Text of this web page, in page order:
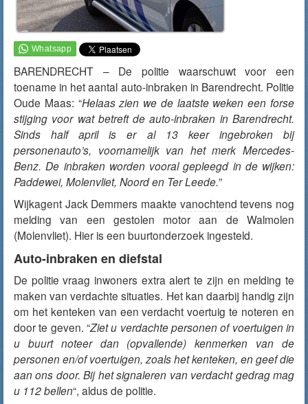
BARENDRECHT – De politie waarschuwt voor een
toename in het aantal auto-inbraken in Barendrecht. Politie
Oude Maas: “Helaas zien we de laatste weken een forse
stijging voor wat betreft de auto-inbraken in Barendrecht.
Sinds half april is er al 13 keer ingebroken bij
personenauto’s, voornamelijk van het merk Mercedes-
Benz. De inbraken worden vooral gepleegd in de wijken:
Paddewei, Molenvliet, Noord en Ter Leede.”
Wijkagent Jack Demmers maakte vanochtend tevens nog
melding van een gestolen motor aan de Walmolen
(Molenvliet). Hier is een buurtonderzoek ingesteld.
Auto-inbraken en diefstal
De politie vraag inwoners extra alert te zijn en melding te
maken van verdachte situaties. Het kan daarbij handig zijn
om het kenteken van een verdacht voertuig te noteren en
door te geven. “Ziet u verdachte personen of voertuigen in
u buurt noteer dan (opvallende) kenmerken van de
personen en/of voertuigen, zoals het kenteken, en geef die
aan ons door. Bij het signaleren van verdacht gedrag mag
u 112 bellen“, aldus de politie.